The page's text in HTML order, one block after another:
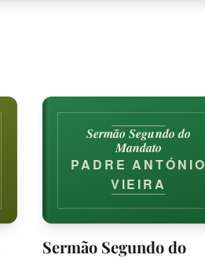
Sermão Segundo do
Mandato
PADRE ANTÓNIO
VIEIRA
Sermão Segundo do